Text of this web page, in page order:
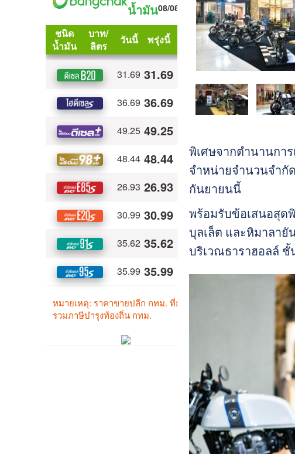
พิเศษจากตำนานกา
จำหน่ายจำนวนจำกั
กันยายนนี้
พร้อมรับข้อเสนอสุดพิ
บุลเล็ต และหิมาลา
บริเวณธาราฮอลล์ ชั้